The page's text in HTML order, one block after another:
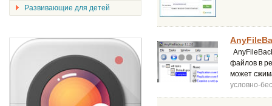
файлов в
может
условно-
Развивающие для детей